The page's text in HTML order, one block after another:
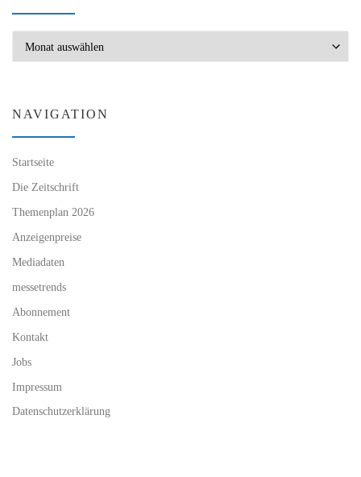
NAVIGATION
Startseite
Die Zeitschrift
Themenplan 2026
Anzeigenpreise
Mediadaten
messetrends
Abonnement
Kontakt
Jobs
Impressum
Datenschutzerklärung